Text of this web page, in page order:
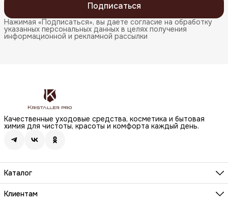
Подписаться
Нажимая «Подписаться», вы даете согласие на обработку
указанных персональных данных в целях получения
информационной и рекламной рассылки
Качественные уходовые средства, косметика и бытовая
химия для чистоты, красоты и комфорта каждый день.
Каталог
Бренды
Волосы
Клиентам